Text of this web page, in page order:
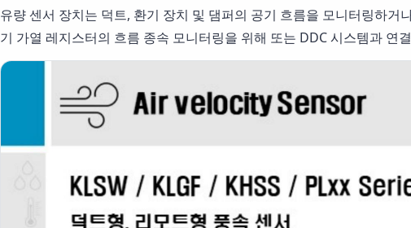
유량 센서 장치는 덕트, 환기 장치 및 댐퍼의 공기 흐름을 모니터링하
기 가열 레지스터의 흐름 종속 모니터링을 위해 또는 DDC 시스템과 연